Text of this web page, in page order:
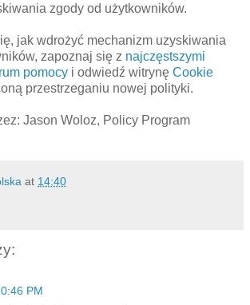
zgody od użytkowników.
jak wdrożyć mechanizm uzyskiwania
zapoznaj się z najczęstszymi
pomocy i odwiedź witrynę Cookie
przestrzeganiu nowej polityki.
Jason Woloz, Policy Program
at 14:40
PM